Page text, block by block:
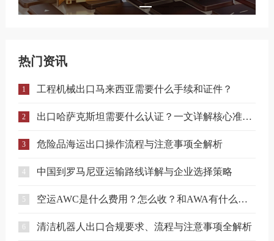
热门资讯
1 工程机械出口马来西亚需要什么手续和证件？
2 出口哈萨克斯坦需要什么认证？一文详解核心准入要求
3 危险品海运出口操作流程与注意事项全解析
4 中国到罗马尼亚运输路线详解与企业选择策略
5 空运AWC是什么费用？怎么收？和AWA有什么区别？
6 清洁机器人出口合规要求、流程与注意事项全解析